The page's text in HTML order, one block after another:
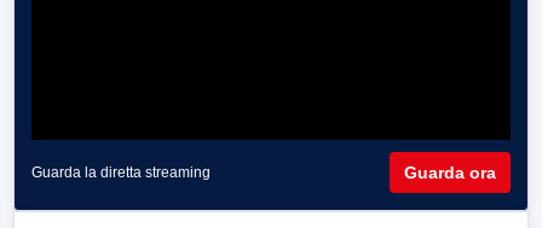
Guarda la diretta streaming Guarda ora